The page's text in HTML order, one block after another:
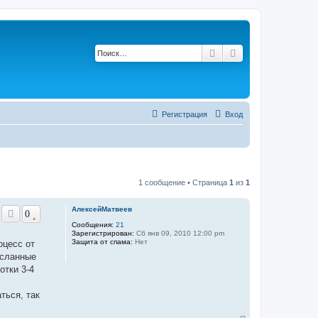
Поиск
Вход
Регистрация
1 сообщение • Страница 1 из 1
АлексейМатвеев
Сообщения: 21
Зарегистрирован: Сб янв 09, 2010 12:00 pm
Защита от спама: Нет
0
от
3-4
так